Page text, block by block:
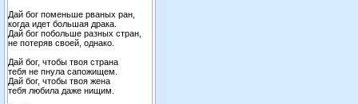
Дай бог поменьше рваных ран,
когда идет большая драка.
Дай бог побольше разных стран,
не потеряв своей, однако.
Дай бог, чтобы твоя страна
тебя не пнула сапожищем.
Дай бог, чтобы твоя жена
тебя любила даже нищим.